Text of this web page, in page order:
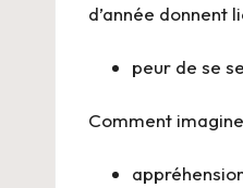
d’année donnent
peur de se
Comment